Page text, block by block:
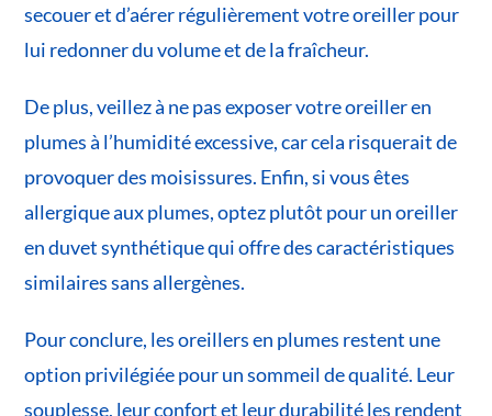
secouer et d’aérer régulièrement votre oreiller pour
lui redonner du volume et de la fraîcheur.
De plus, veillez à ne pas exposer votre oreiller en
plumes à l’humidité excessive, car cela risquerait de
provoquer des moisissures. Enfin, si vous êtes
allergique aux plumes, optez plutôt pour un oreiller
en duvet synthétique qui offre des caractéristiques
similaires sans allergènes.
Pour conclure, les oreillers en plumes restent une
option privilégiée pour un sommeil de qualité. Leur
souplesse, leur confort et leur durabilité les rendent